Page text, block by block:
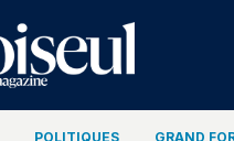
POLITIQUES GRAND